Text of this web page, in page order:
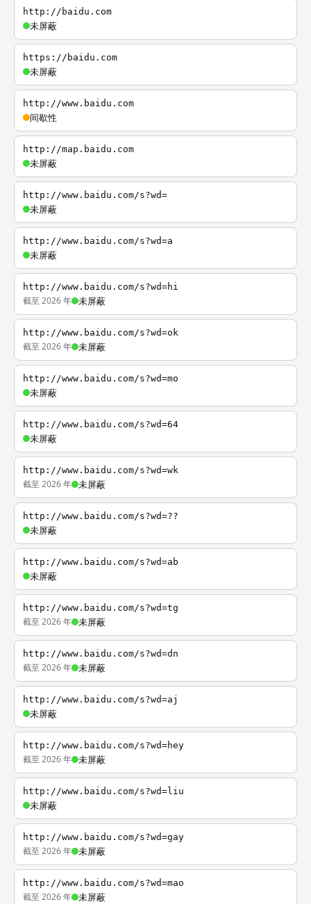
http://baidu.com
未屏蔽
https://baidu.com
未屏蔽
http://www.baidu.com
间歇性
http://map.baidu.com
未屏蔽
http://www.baidu.com/s?wd=
未屏蔽
http://www.baidu.com/s?wd=a
未屏蔽
http://www.baidu.com/s?wd=hi
截至 2026 年 未屏蔽
http://www.baidu.com/s?wd=ok
截至 2026 年 未屏蔽
http://www.baidu.com/s?wd=mo
未屏蔽
http://www.baidu.com/s?wd=64
未屏蔽
http://www.baidu.com/s?wd=wk
截至 2026 年 未屏蔽
http://www.baidu.com/s?wd=??
未屏蔽
http://www.baidu.com/s?wd=ab
未屏蔽
http://www.baidu.com/s?wd=tg
截至 2026 年 未屏蔽
http://www.baidu.com/s?wd=dn
截至 2026 年 未屏蔽
http://www.baidu.com/s?wd=aj
未屏蔽
http://www.baidu.com/s?wd=hey
截至 2026 年 未屏蔽
http://www.baidu.com/s?wd=liu
未屏蔽
http://www.baidu.com/s?wd=gay
截至 2026 年 未屏蔽
http://www.baidu.com/s?wd=mao
截至 2026 年 未屏蔽